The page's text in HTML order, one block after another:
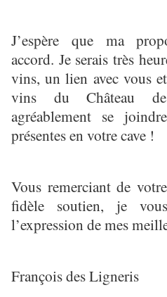
J’espère que ma
accord. Je serais très
vins, un lien avec vous
vins du Château de
agréablement se
présentes en votre cave !
Vous remerciant de
fidèle soutien, je
l’expression de mes
François des Ligneris